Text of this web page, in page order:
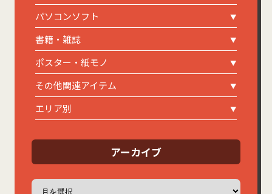
パソコンソフト
書籍・雑誌
ポスター・紙モノ
その他関連アイテム
エリア別
アーカイブ
ア